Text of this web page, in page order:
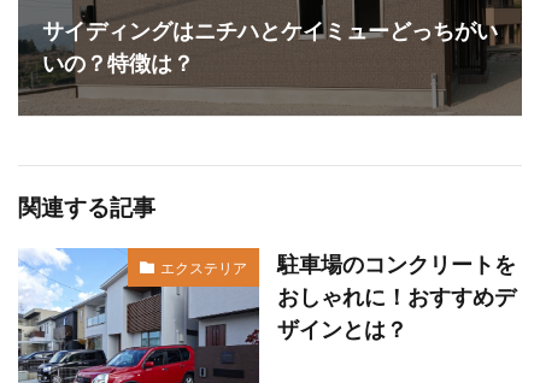
サイディングはニチハとケイミューどっちがい
いの？特徴は？
関連する記事
エクステリア
駐車場のコンクリートを
おしゃれに！おすすめデ
ザインとは？